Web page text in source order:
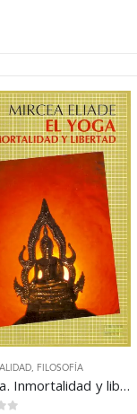
FILOSOFÍA
El Yoga. Inmortalidad y libertad – Mircea Eliade